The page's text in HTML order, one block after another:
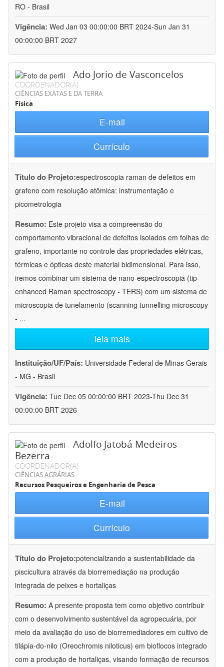
RO - Brasil
Vigência: Wed Jan 03 00:00:00 BRT 2024-Sun Jan 31
00:00:00 BRT 2027
Ado Jorio de Vasconcelos
COORDENADOR(A)
CIÊNCIAS EXATAS E DA TERRA
Física
E-mail
Currículo
Título do Projeto:espectroscopia raman de defeitos em
grafeno com resolução atômica: instrumentação e
picometrologia
Resumo: Este projeto visa a compreensão do
comportamento vibracional de defeitos isolados em folhas de
grafeno, importante no controle das propriedades elétricas,
térmicas e ópticas deste material bidimensional. Para isso,
iremos combinar um sistema de nano-espectroscopia (tip-
enhanced Raman spectroscopy - TERS) com um sistema de
microscopia de tunelamento (scanning tunnelling microscopy
- ...
leia mais
Instituição/UF/País: Universidade Federal de Minas Gerais
- MG - Brasil
Vigência: Tue Dec 05 00:00:00 BRT 2023-Thu Dec 31
00:00:00 BRT 2026
Adolfo Jatobá Medeiros
Bezerra
COORDENADOR(A)
CIÊNCIAS AGRÁRIAS
Recursos Pesqueiros e Engenharia de Pesca
E-mail
Currículo
Título do Projeto:potencializando a sustentabilidade da
piscicultura através da biorremediação na produção
integrada de peixes e hortaliças
Resumo: A presente proposta tem como objetivo contribuir
com o desenvolvimento sustentável da agropecuária, por
meio da avaliação do uso de biorremediadores em cultivo de
tilápia-do-nilo (Oreochromis niloticus) em bioflocos integrado
com a produção de hortaliças, visando formação de recursos